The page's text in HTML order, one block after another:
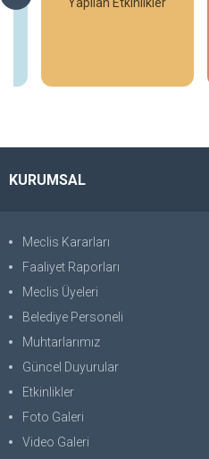
KURUMSAL
Meclis Kararları
Faaliyet Raporları
Meclis Üyeleri
Belediye Personeli
Muhtarlarımız
Güncel Duyurular
Etkinlikler
Foto Galeri
Video Galeri